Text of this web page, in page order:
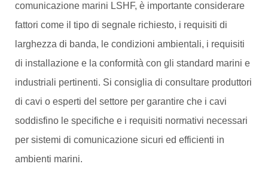
comunicazione marini LSHF, è importante considerare
fattori come il tipo di segnale richiesto, i requisiti di
larghezza di banda, le condizioni ambientali, i requisiti
di installazione e la conformità con gli standard marini e
industriali pertinenti. Si consiglia di consultare produttori
di cavi o esperti del settore per garantire che i cavi
soddisfino le specifiche e i requisiti normativi necessari
per sistemi di comunicazione sicuri ed efficienti in
ambienti marini.